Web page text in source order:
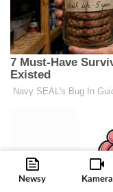
Newsy Kamera